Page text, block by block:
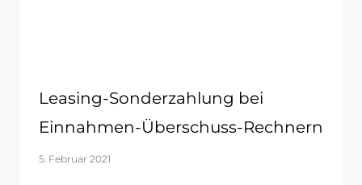
Leasing-Sonderzahlung bei
Einnahmen-Überschuss-Rechnern
5. Februar 2021